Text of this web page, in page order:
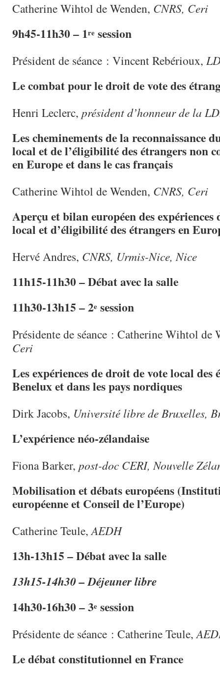
Catherine Wihtol de Wenden, CNRS, Ceri
9h45-11h30 – 1re session
Président de séance : Vincent Rebérioux,
Le combat pour le droit de vote des
Henri Leclerc, président d’honneur de la
Les cheminements de la reconnaissance
local et de l’éligibilité des étrangers non
en Europe et dans le cas français
Catherine Wihtol de Wenden, CNRS, Ceri
Aperçu et bilan européen des expériences
local et d’éligibilité des étrangers en
Hervé Andres, CNRS, Urmis-Nice, Nice
11h15-11h30 – Débat avec la salle
11h30-13h15 – 2e session
Présidente de séance : Catherine Wihtol de
Ceri
Les expériences de droit de vote local des
Benelux et dans les pays nordiques
Dirk Jacobs, Université libre de Bruxelles,
L’expérience néo-zélandaise
Fiona Barker, post-doc CERI, Nouvelle
Mobilisation et débats européens
européenne et Conseil de l’Europe)
Catherine Teule,AEDH
13h-13h15 – Débat avec la salle
13h15-14h30 – Déjeuner libre
14h30-16h30 – 3e session
Présidente de séance : Catherine Teule,
Le débat constitutionnel en France